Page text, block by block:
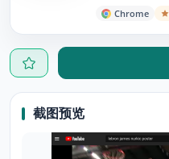
Chrome
截图预览